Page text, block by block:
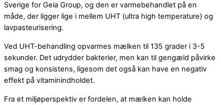
Sverige for Geia Group, og den er varmebehandlet på en
måde, der ligger lige i mellem UHT (ultra high temperature) og
lavpasteurisering.
Ved UHT-behandling opvarmes mælken til 135 grader i 3-5
sekunder. Det udrydder bakterier, men kan til gengæld påvirke
smag og konsistens, ligesom det også kan have en negativ
effekt på vitaminindholdet.
Fra et miljøperspektiv er fordelen, at mælken kan holde